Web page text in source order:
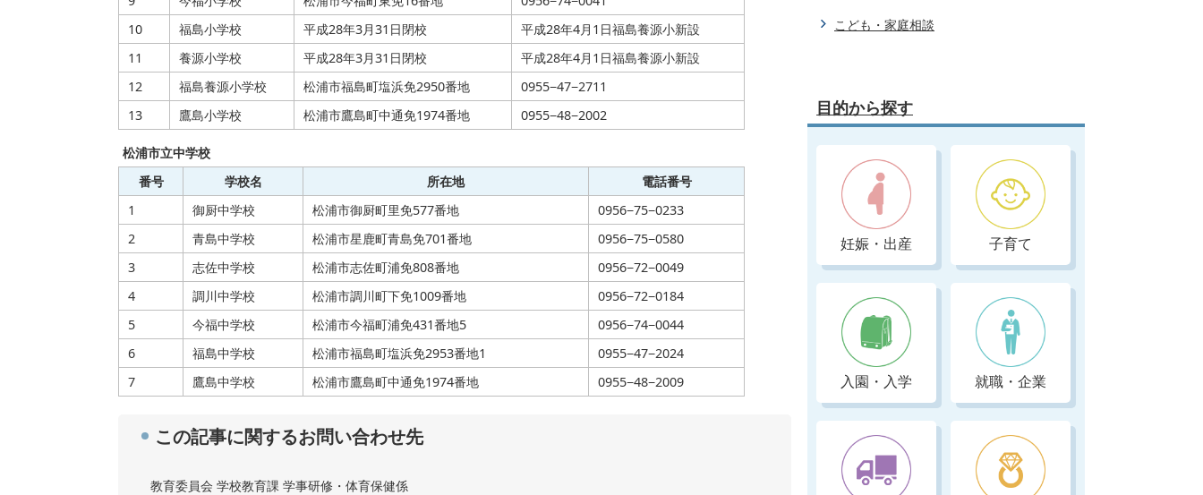
10
福島小学校 平成28年3月31日閉校
平成28年4月1日福島養源小新設
11
養源小学校 平成28年3月31日閉校
平成28年4月1日福島養源小新設
12
福島養源小学校 松浦市福島町塩浜免2950番地
0955−47−2711
13
鷹島小学校 松浦市鷹島町中通免1974番地 0955−48−2002
松浦市立中学校
番号
学校名 所在地
電話番号
1
御厨中学校 松浦市御厨町里免577番地
0956−75−0233
2
青島中学校 松浦市星鹿町青島免701番地
0956−75−0580
3
志佐中学校 松浦市志佐町浦免808番地
0956−72−0049
4
調川中学校 松浦市調川町下免1009番地
0956−72−0184
5
今福中学校 松浦市今福町浦免431番地5
0956−74−0044
6
福島中学校 松浦市福島町塩浜免2953番地1
0955−47−2024
7
鷹島中学校 松浦市鷹島町中通免1974番地 0955−48−2009
この記事に関するお問い合わせ先
教育委員会 学校教育課 学事研修・体育保健係
こども・家庭相談
目的から探す
妊娠・出産 子育て
入園・入学 就職・企業